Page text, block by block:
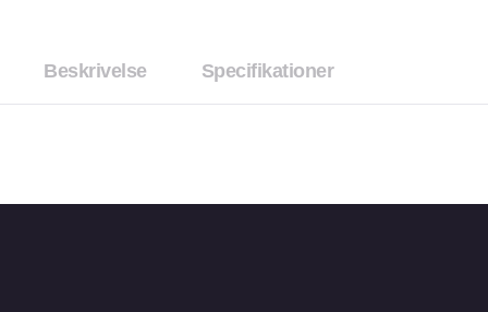
Beskrivelse Specifikationer